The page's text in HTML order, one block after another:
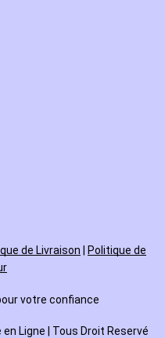
de Livraison
Politique de
votre confiance
Ligne | Tous Droit Reservé